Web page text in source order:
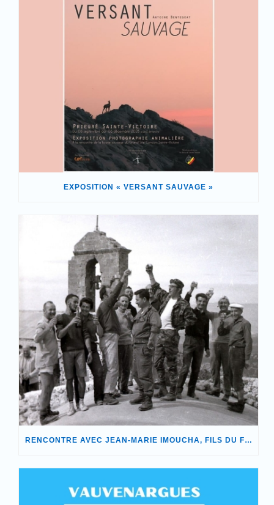
EXPOSITION « VERSANT SAUVAGE »
RENCONTRE AVEC JEAN-MARIE IMOUCHA, FILS DU FONDATEUR DE NOTRE ASSOCIATION